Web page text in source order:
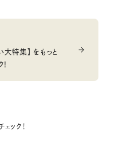
特集】 をもっと
ェック！